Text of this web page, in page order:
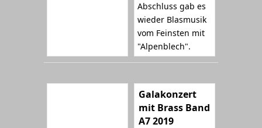
Abschluss gab es
wieder Blasmusik
vom Feinsten mit
"Alpenblech".
Galakonzert
mit Brass Band
A7 2019